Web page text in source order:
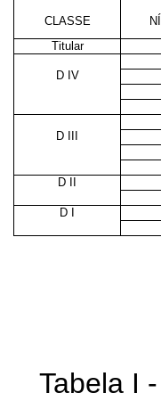
CLASSE
Titular
D IV
D III
D II
D I
Tabela I